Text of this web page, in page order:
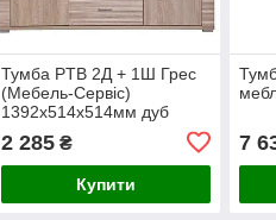
Тумба PTB 2Д + 1Ш Грес
(Мебель-Сервіс)
1392х514х514мм дуб
2 285₴
Купити
7